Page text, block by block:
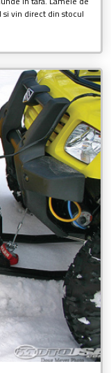
in tara. Lamele de
si vin direct din stocul